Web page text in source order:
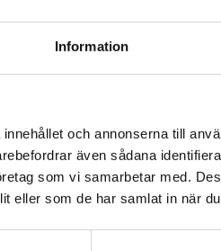
Information
och annonserna till
även sådana
som vi samarbetar med.
eller som de har samlat in när